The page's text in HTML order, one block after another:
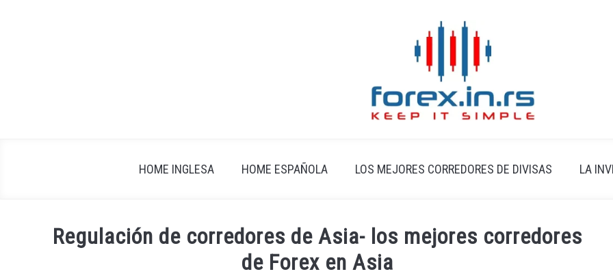
HOME INGLESA HOME ESPAÑOLA LOS MEJORES CORREDORES DE DIVISAS LA
Regulación de corredores de Asia- los mejores corredores
de Forex en Asia